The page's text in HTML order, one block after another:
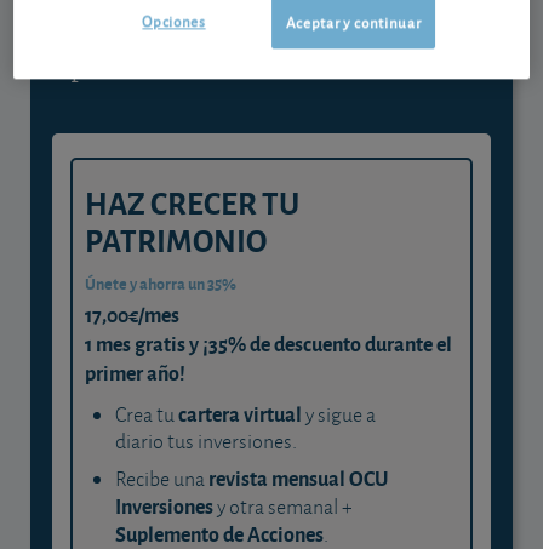
y consigue que cada euro trabaje
HAZ CRECER TU
PATRIMONIO
Únete y ahorra un 35%
17,00€/mes
1 mes gratis y ¡35% de descuento durante el
primer año!
Crea tucartera virtualy sigue a
diario tus inversiones.
Recibe unarevista mensual OCU
Inversionesy otra semanal +
Suplemento de Acciones.
Aceptar y continuar
Opciones